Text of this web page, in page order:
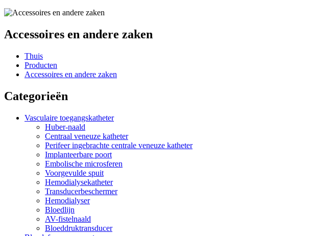
Accessoires en andere zaken
Thuis
Producten
Accessoires en andere zaken
Categorieën
Vasculaire toegangskatheter
Huber-naald
Centraal veneuze katheter
Perifeer ingebrachte centrale veneuze katheter
Implanteerbare poort
Embolische microsferen
Voorgevulde spuit
Hemodialysekatheter
Transducerbeschermer
Hemodialyser
Bloedlijn
AV-fistelnaald
Bloeddruktransducer